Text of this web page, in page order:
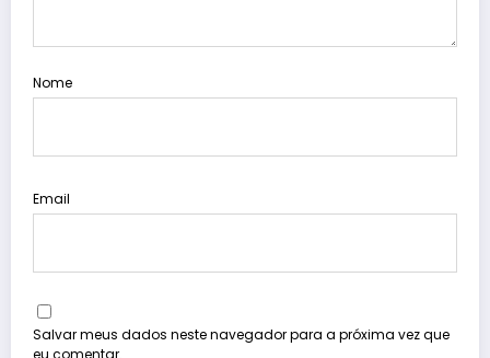
Nome
Email
Salvar meus dados neste navegador para a próxima vez que
eu comentar.